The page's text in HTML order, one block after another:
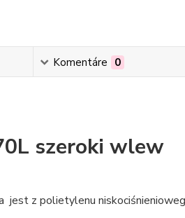
Komentáre 0
szeroki wlew
jest z polietylenu